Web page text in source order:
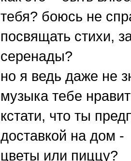
тебя? боюсь не
посвящать стихи,
серенады?
но я ведь даже не
музыка тебе
кстати, что ты
доставкой на дом -
цветы или пиццу?